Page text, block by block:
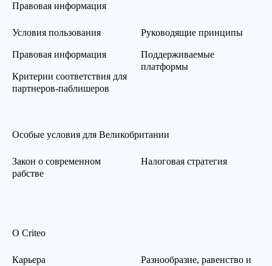
Правовая информация
Условия пользования
Правовая информация
Критерии соответствия для
партнеров-паблишеров
Руководящие принципы
Поддерживаемые
платформы
Особые условия для Великобритании
Закон о современном
рабстве
Налоговая стратегия
О Criteo
Карьера
Разнообразие, равенство и